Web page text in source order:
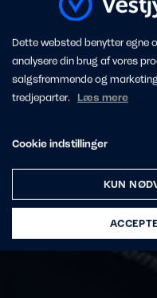
Dette websted benytter egne
analysere din brug af vores
salgsfremmende og
tredjeparter. Læs mere
Cookie indstillinger
KUN